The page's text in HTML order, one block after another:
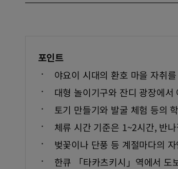
포인트
야요이 시대의 환호 마을 자취
대형 놀이기구와 잔디 광장에서
토기 만들기와 발굴 체험 등의
체류 시간 기준은 1~2시간, 반
벚꽃이나 단풍 등 계절마다의
한큐 「타카츠키시」역에서 도